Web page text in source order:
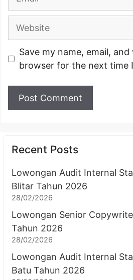
Website
Save my name, email,
browser for the next time
Recent Posts
Lowongan Audit Internal
Blitar Tahun 2026
28/02/2026
Lowongan Senior
Tahun 2026
28/02/2026
Lowongan Audit Internal
Batu Tahun 2026